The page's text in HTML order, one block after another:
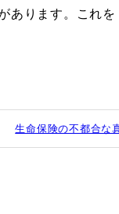
あります。これ
生命保険の不都合な